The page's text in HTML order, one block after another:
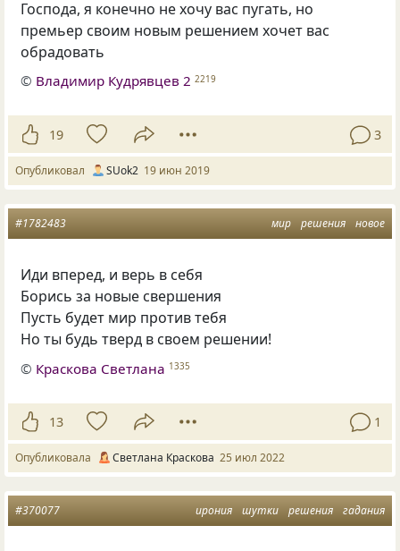
Господа, я конечно не хочу вас пугать, но
премьер своим новым решением хочет вас
обрадовать
© Владимир Кудрявцев 2 2219
19 3
Опубликовал SUok2 19 июн 2019
мир решения новое
#1782483
Иди вперед, и верь в себя
Борись за новые свершения
Пусть будет мир против тебя
Но ты будь тверд в своем решении!
© Краскова Светлана 1335
13 1
Опубликовала Светлана Краскова 25 июл 2022
ирония шутки решения гадания
#370077